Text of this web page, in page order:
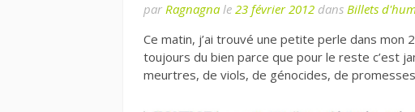
par Ragnagna le 23 février 2012 dans Billets
Ce matin, j’ai trouvé une petite perle dans mon
toujours du bien parce que pour le reste c’est
meurtres, de viols, de génocides, de